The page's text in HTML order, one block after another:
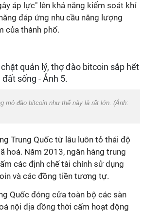
áp lực" lên khả năng kiểm soát khí
đáp ứng nhu cầu năng lượng
của thành phố.
mỏ đào bitcoin như thế này là rất lớn. (Ảnh:
Trung Quốc từ lâu luôn tỏ thái độ
hoá. Năm 2013, ngân hàng trung
các định chế tài chính sử dụng
và các đồng tiền tương tự.
Quốc đóng cửa toàn bộ các sàn
nội địa đồng thời cấm hoạt động